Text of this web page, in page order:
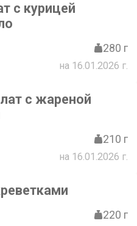
с курицей
280 г
на 16.01.2026 г.
с жареной
210 г
на 16.01.2026 г.
220 г